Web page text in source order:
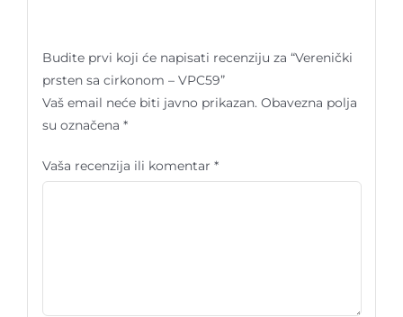
Budite prvi koji će napisati recenziju za “Verenički
prsten sa cirkonom – VPC59”
Vaš email neće biti javno prikazan. Obavezna polja
su označena *
Vaša recenzija ili komentar *